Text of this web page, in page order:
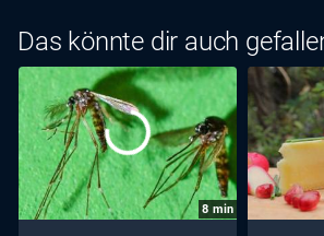
Das könnte dir auch
8 min